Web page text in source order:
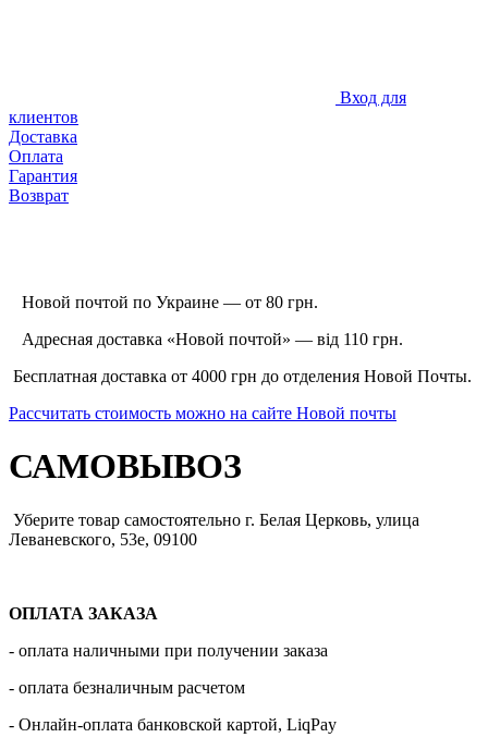
Вход для
клиентов
Доставка
Оплата
Гарантия
Возврат
Новой почтой по Украине — от 80 грн.
Адресная доставка «Новой почтой» — від 110 грн.
Бесплатная доставка от 4000 грн до отделения Новой Почты.
Рассчитать стоимость можно на сайте Новой почты
САМОВЫВОЗ
Уберите товар самостоятельно г. Белая Церковь, улица
Леваневского, 53е, 09100
ОПЛАТА ЗАКАЗА
- оплата наличными при получении заказа
- оплата безналичным расчетом
- Онлайн-оплата банковской картой, LiqPay